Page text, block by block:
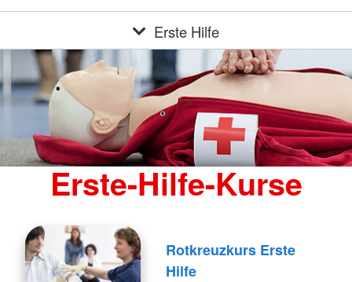
Erste Hilfe
Erste-Hilfe-Kurse
Rotkreuzkurs Erste
Hilfe